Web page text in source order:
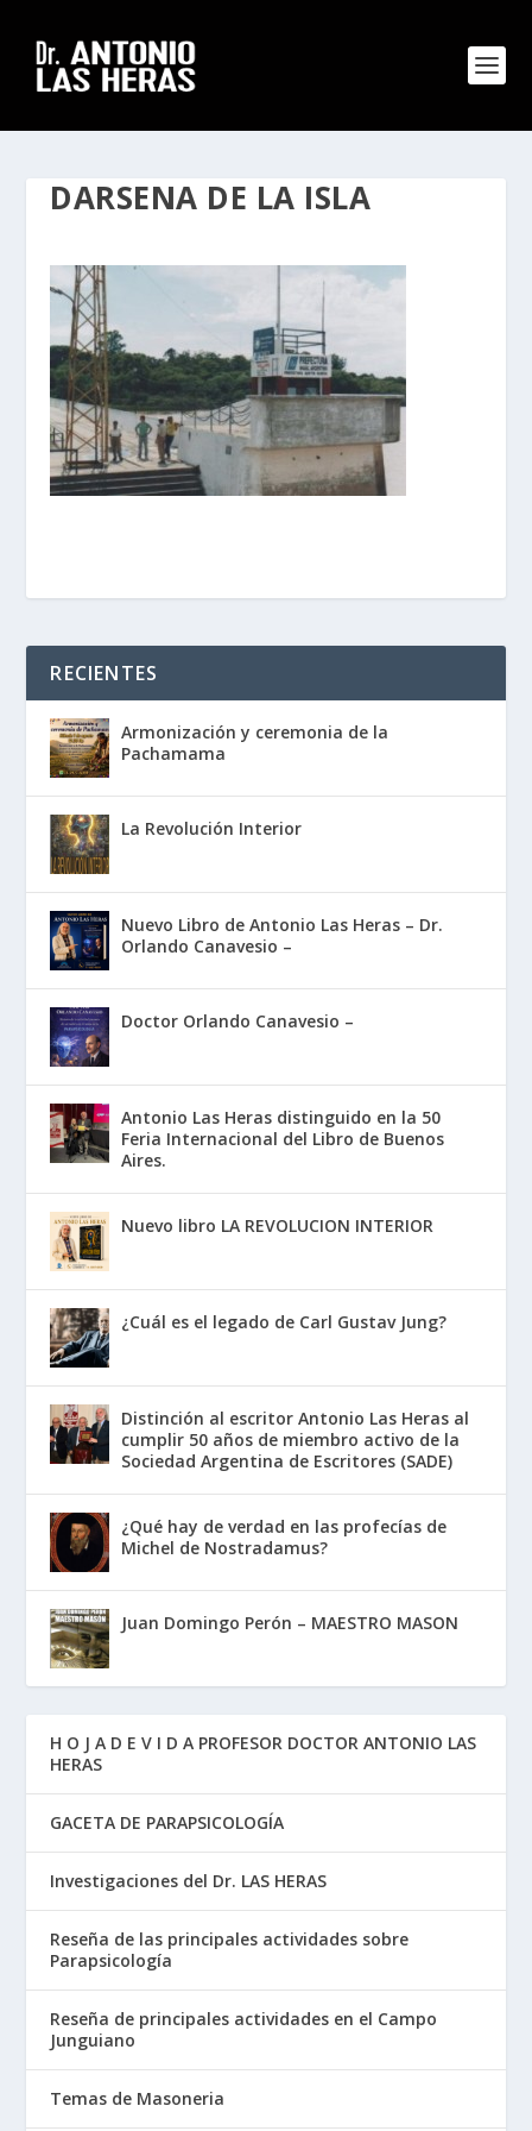
DARSENA DE LA ISLA
RECIENTES
Armonización y ceremonia de la
Pachamama
La Revolución Interior
Nuevo Libro de Antonio Las Heras – Dr.
Orlando Canavesio –
Doctor Orlando Canavesio –
Antonio Las Heras distinguido en la 50
Feria Internacional del Libro de Buenos
Aires.
Nuevo libro LA REVOLUCION INTERIOR
¿Cuál es el legado de Carl Gustav Jung?
Distinción al escritor Antonio Las Heras al
cumplir 50 años de miembro activo de la
Sociedad Argentina de Escritores (SADE)
¿Qué hay de verdad en las profecías de
Michel de Nostradamus?
Juan Domingo Perón – MAESTRO MASON
H O J A D E V I D A PROFESOR DOCTOR ANTONIO LAS
HERAS
GACETA DE PARAPSICOLOGÍA
Investigaciones del Dr. LAS HERAS
Reseña de las principales actividades sobre
Parapsicología
Reseña de principales actividades en el Campo
Junguiano
Temas de Masoneria